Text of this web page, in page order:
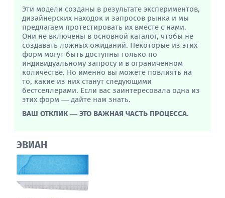
Эти модели созданы в результате экспериментов,
дизайнерских находок и запросов рынка и мы
предлагаем протестировать их вместе с нами.
Они не включены в основной каталог, чтобы не
создавать ложных ожиданий. Некоторые из этих
форм могут быть доступны только по
индивидуальному запросу и в ограниченном
количестве. Но именно вы можете повлиять на
то, какие из них станут следующими
бестселлерами. Если вас заинтересовала одна из
этих форм — дайте нам знать.
ВАШ ОТКЛИК — ЭТО ВАЖНАЯ ЧАСТЬ ПРОЦЕССА.
ЭВИАН